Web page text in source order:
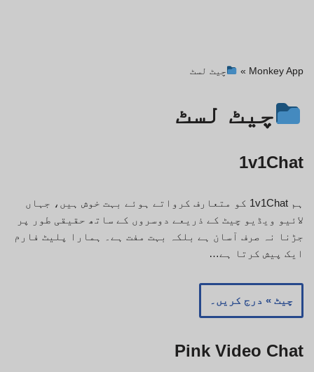
Monkey App
» چیٹ لسٹ
چیٹ لسٹ
1v1Chat
ہم 1v1Chat کو متعارف کرواتے ہوئے بہت خوش ہیں، جہاں
لائیو ویڈیو چیٹ کے ذریعے دوسروں کے ساتھ حقیقی طور پر
جڑنا نہ صرف آسان ہے بلکہ بہت مفت ہے۔ ہمارا پلیٹ فارم
ایک پیش کرتا ہے…
چیٹ » درج کریں۔
Pink Video Chat